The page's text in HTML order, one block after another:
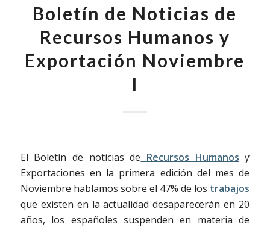
Boletín de Noticias de
Recursos Humanos y
Exportación Noviembre
I
El Boletín de noticias de Recursos Humanos y
Exportaciones en la primera edición del mes de
Noviembre hablamos sobre el 47% de los trabajos
que existen en la actualidad desaparecerán en 20
años, los españoles suspenden en materia de